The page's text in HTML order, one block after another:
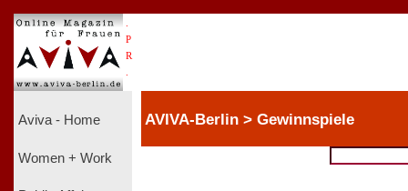
P
R
Aviva - Home
Women + Work
AVIVA-Berlin > Gewinnspiele